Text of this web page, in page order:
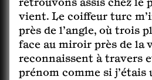
retrouvons assis chez le
vient. Le coiffeur turc
près de l’angle, où trois
face au miroir près de la
reconnaissent à travers
prénom comme si j’étais